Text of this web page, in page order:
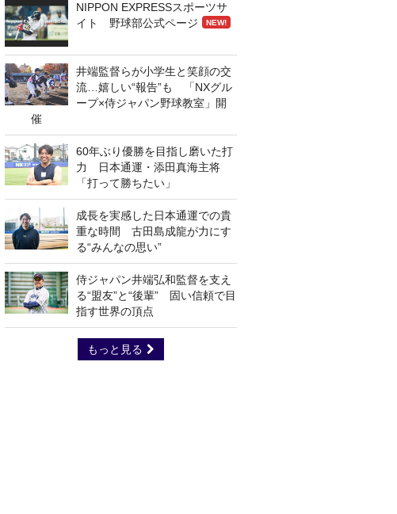
NIPPON EXPRESSスポーツサ
イト 野球部公式ページ
NEW!
井端監督らが小学生と笑顔の交
流…嬉しい“報告”も 「NXグル
ープ×侍ジャパン野球教室」開
催
60年ぶり優勝を目指し磨いた打
力 日本通運・添田真海主将
「打って勝ちたい」
成長を実感した日本通運での貴
重な時間 古田島成龍が力にす
る“みんなの思い”
侍ジャパン井端弘和監督を支え
る“盟友”と“後輩” 固い信頼で目
指す世界の頂点
もっと見る